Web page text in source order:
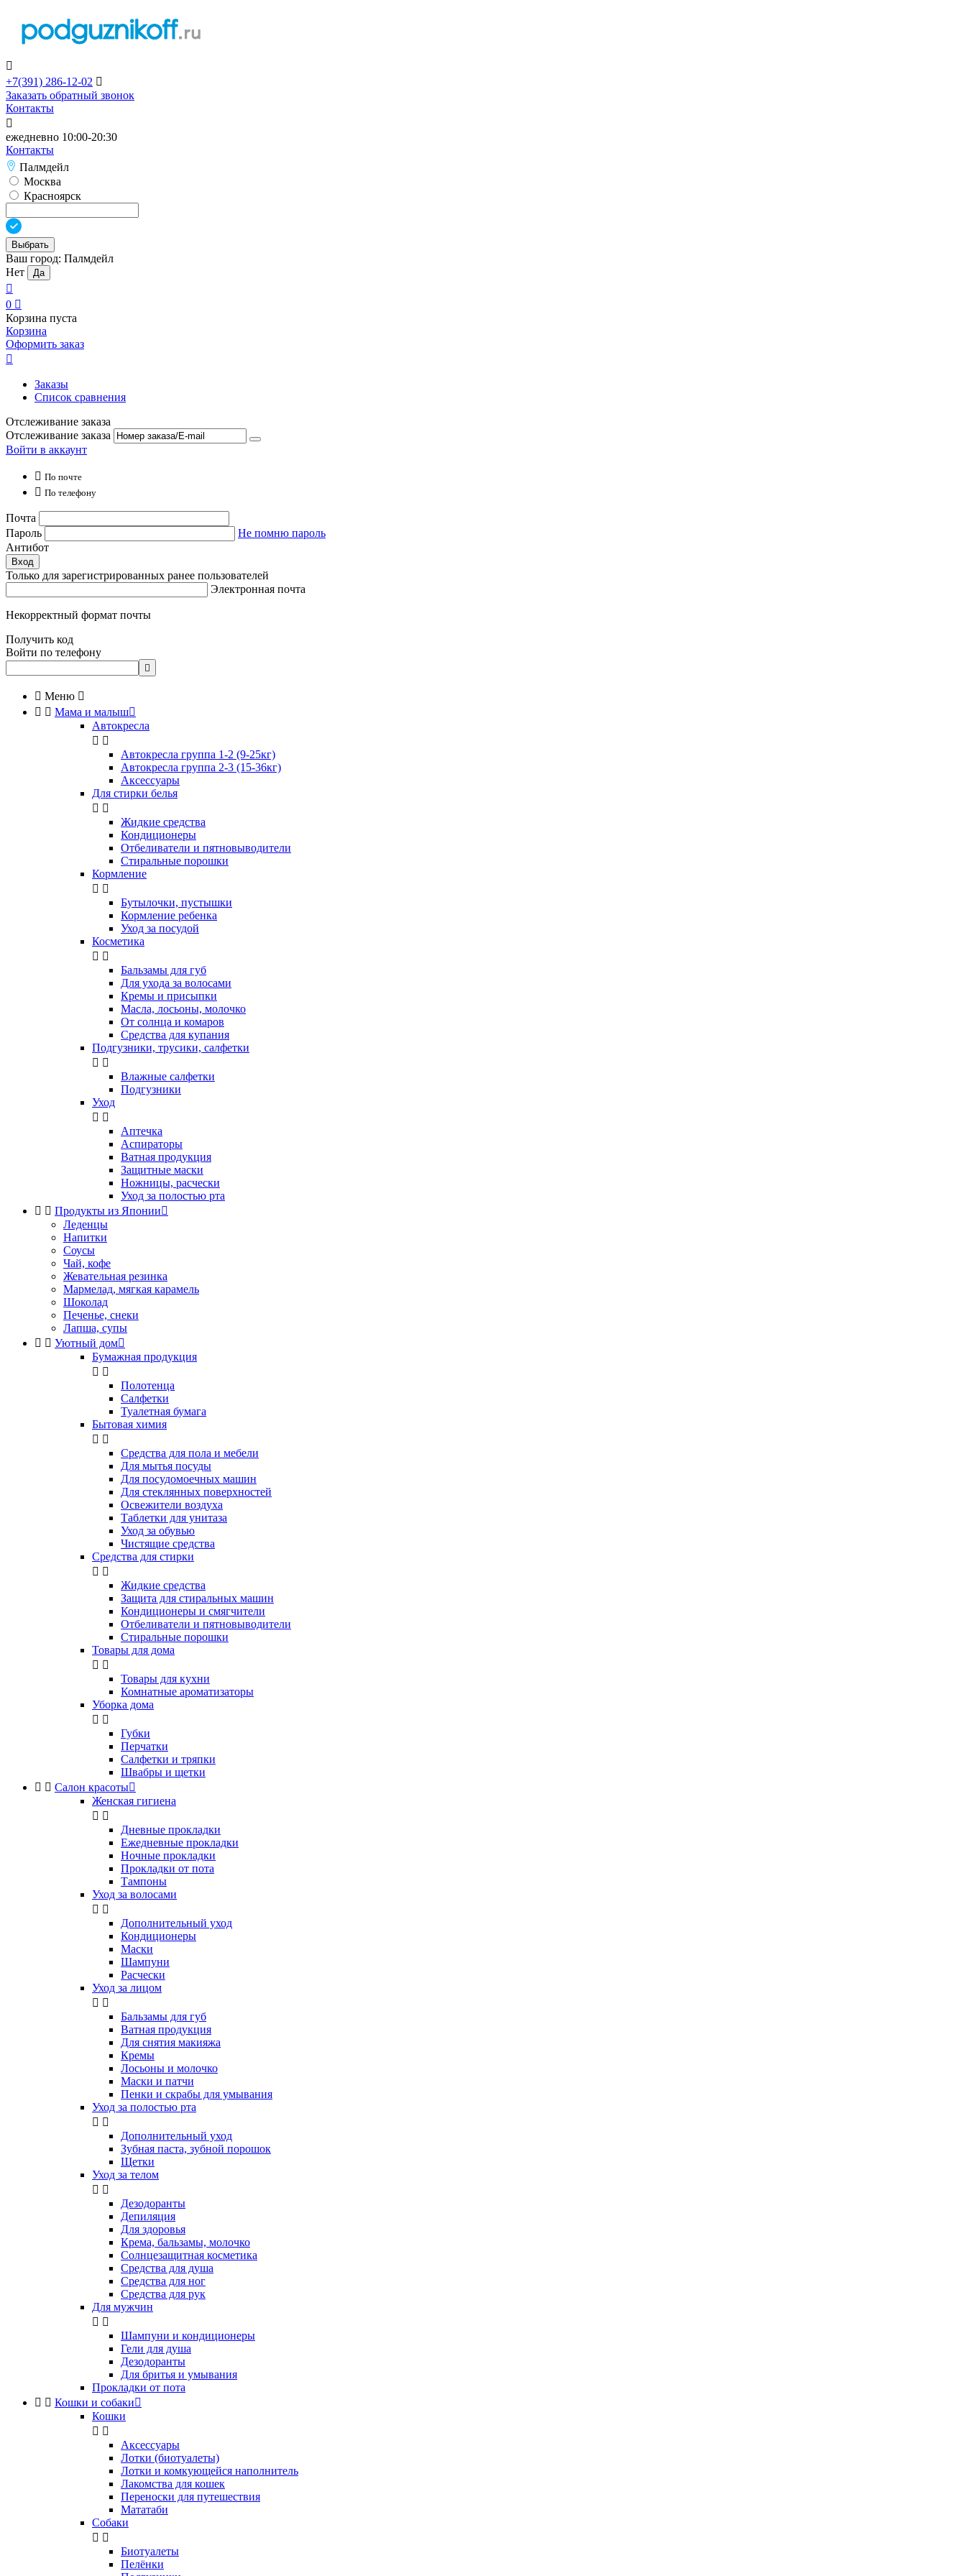

+7(391) 286-12-02 
Заказать обратный звонок
Контакты

ежедневно 10:00-20:30
Контакты
Палмдейл
Москва
Красноярск
Выбрать
Ваш город: Палмдейл
Нет
Да

0 
Корзина пуста
Корзина
Оформить заказ

Заказы
Список сравнения
Отслеживание заказа
Отслеживание заказа
Войти в аккаунт
 По почте
 По телефону
Почта
Пароль
Не помню пароль
Антибот
Вход
Только для зарегистрированных ранее пользователей
Электронная почта
Некорректный формат почты
Получить код
Войти по телефону

 Меню 
  Мама и малыш
Автокресла
 
Автокресла группа 1-2 (9-25кг)
Автокресла группа 2-3 (15-36кг)
Аксессуары
Для стирки белья
 
Жидкие средства
Кондиционеры
Отбеливатели и пятновыводители
Стиральные порошки
Кормление
 
Бутылочки, пустышки
Кормление ребенка
Уход за посудой
Косметика
 
Бальзамы для губ
Для ухода за волосами
Кремы и присыпки
Масла, лосьоны, молочко
От солнца и комаров
Средства для купания
Подгузники, трусики, салфетки
 
Влажные салфетки
Подгузники
Уход
 
Аптечка
Аспираторы
Ватная продукция
Защитные маски
Ножницы, расчески
Уход за полостью рта
  Продукты из Японии
Леденцы
Напитки
Соусы
Чай, кофе
Жевательная резинка
Мармелад, мягкая карамель
Шоколад
Печенье, снеки
Лапша, супы
  Уютный дом
Бумажная продукция
 
Полотенца
Салфетки
Туалетная бумага
Бытовая химия
 
Cредства для пола и мебели
Для мытья посуды
Для посудомоечных машин
Для стеклянных поверхностей
Освежители воздуха
Таблетки для унитаза
Уход за обувью
Чистящие средства
Средства для стирки
 
Жидкие средства
Защита для стиральных машин
Кондиционеры и смягчители
Отбеливатели и пятновыводители
Стиральные порошки
Товары для дома
 
Товары для кухни
Комнатные ароматизаторы
Уборка дома
 
Губки
Перчатки
Салфетки и тряпки
Швабры и щетки
  Салон красоты
Женская гигиена
 
Дневные прокладки
Ежедневные прокладки
Ночные прокладки
Прокладки от пота
Тампоны
Уход за волосами
 
Дополнительный уход
Кондиционеры
Маски
Шампуни
Расчески
Уход за лицом
 
Бальзамы для губ
Ватная продукция
Для снятия макияжа
Кремы
Лосьоны и молочко
Маски и патчи
Пенки и скрабы для умывания
Уход за полостью рта
 
Дополнительный уход
Зубная паста, зубной порошок
Щетки
Уход за телом
 
Дезодоранты
Депиляция
Для здоровья
Крема, бальзамы, молочко
Солнцезащитная косметика
Средства для душа
Средства для ног
Средства для рук
Для мужчин
 
Шампуни и кондиционеры
Гели для душа
Дезодоранты
Для бритья и умывания
Прокладки от пота
  Кошки и собаки
Кошки
 
Аксессуары
Лотки (биотуалеты)
Лотки и комкующейся наполнитель
Лакомства для кошек
Переноски для путешествия
Мататаби
Собаки
 
Биотуалеты
Пелёнки